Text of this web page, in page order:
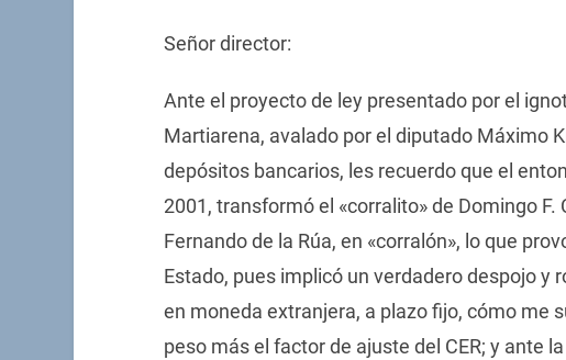
Señor director:
Ante el proyecto de ley presentado por el
Martiarena, avalado por el diputado Máximo
depósitos bancarios, les recuerdo que el
2001, transformó el «corralito» de Domingo
Fernando de la Rúa, en «corralón», lo que
Estado, pues implicó un verdadero despojo y
en moneda extranjera, a plazo fijo, cómo me
peso más el factor de ajuste del CER; y ante